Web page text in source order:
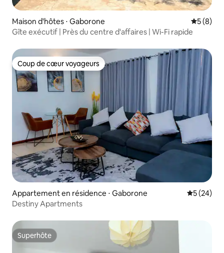
Maison d'hôtes ⋅ Gaborone
5 (8)
Gîte exécutif | Près du centre d'affaires | Wi-Fi rapide
Coup de cœur voyageurs
Coup de cœur voyageurs
Appartement en résidence ⋅ Gaborone
5 (24)
Destiny Apartments
Superhôte
Superhôte